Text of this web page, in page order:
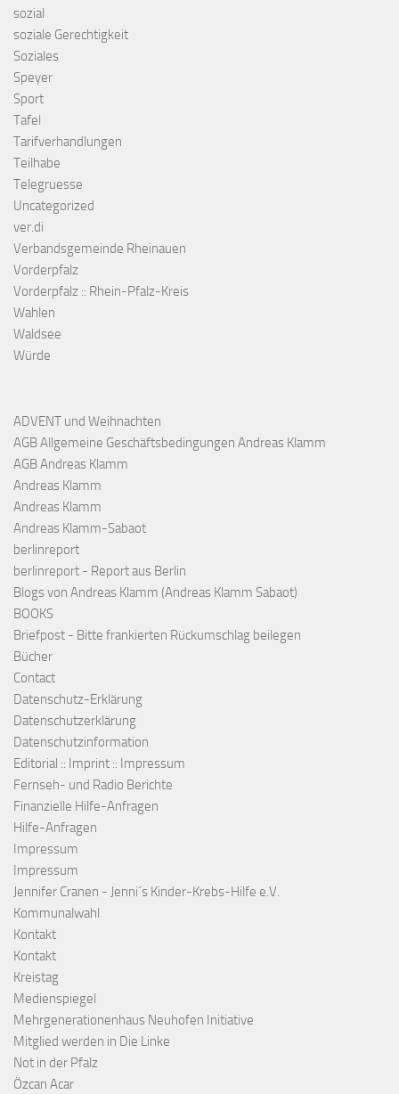
sozial
soziale Gerechtigkeit
Soziales
Speyer
Sport
Tafel
Tarifverhandlungen
Teilhabe
Telegruesse
Uncategorized
ver.di
Verbandsgemeinde Rheinauen
Vorderpfalz
Vorderpfalz :: Rhein-Pfalz-Kreis
Wahlen
Waldsee
Würde
ADVENT und Weihnachten
AGB Allgemeine Geschäftsbedingungen Andreas Klamm
AGB Andreas Klamm
Andreas Klamm
Andreas Klamm
Andreas Klamm-Sabaot
berlinreport
berlinreport - Report aus Berlin
Blogs von Andreas Klamm (Andreas Klamm Sabaot)
BOOKS
Briefpost - Bitte frankierten Rückumschlag beilegen
Bücher
Contact
Datenschutz-Erklärung
Datenschutzerklärung
Datenschutzinformation
Editorial :: Imprint :: Impressum
Fernseh- und Radio Berichte
Finanzielle Hilfe-Anfragen
Hilfe-Anfragen
Impressum
Impressum
Jennifer Cranen - Jenni´s Kinder-Krebs-Hilfe e.V.
Kommunalwahl
Kontakt
Kontakt
Kreistag
Medienspiegel
Mehrgenerationenhaus Neuhofen Initiative
Mitglied werden in Die Linke
Not in der Pfalz
Özcan Acar